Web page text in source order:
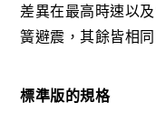
差異在最高時速以
簧避震，其餘皆相同
標準版的規格